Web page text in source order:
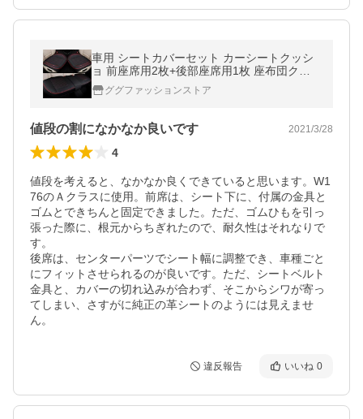
車用 シートカバーセット カーシートクッシ
ョ 前座席用2枚+後部座席用1枚 座布団クッ
ション 座席シート 3枚組 カー用品 脱とても
簡単 滑り止め
ググファッションストア
値段の割になかなか良いです 2021/3/28
4
値段を考えると、なかなか良くできていると思います。W1
76のＡクラスに使用。前席は、シート下に、付属の金具と
ゴムとできちんと固定できました。ただ、ゴムひもを引っ
張った際に、根元からちぎれたので、耐久性はそれなりで
す。
後席は、センターパーツでシート幅に調整でき、車種ごと
にフィットさせられるのが良いです。ただ、シートベルト
金具と、カバーの切れ込みが合わず、そこからシワが寄っ
てしまい、さすがに純正の革シートのようには見えませ
ん。
違反報告 いいね 0